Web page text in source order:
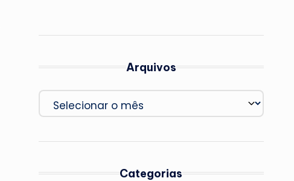
Arquivos
Arquivos
Categorias